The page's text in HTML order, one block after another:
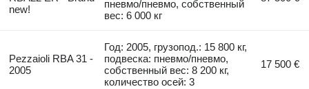
new!
пневмо/пневмо, собственный
вес: 6 000 кг
Pezzaioli RBA 31 -
2005
Год: 2005, грузопод.: 15 800 кг,
подвеска: пневмо/пневмо,
собственный вес: 8 200 кг,
количество осей: 3
17 500 €